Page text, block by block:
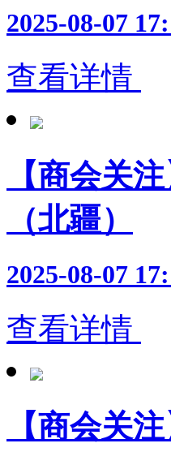
2025-08-07
查看详情
【商会关
（北疆）
2025-08-07
查看详情
【商会关